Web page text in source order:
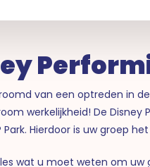
van een optreden in
werkelijkheid! De
Park. Hierdoor is uw groep
wat u moet weten om